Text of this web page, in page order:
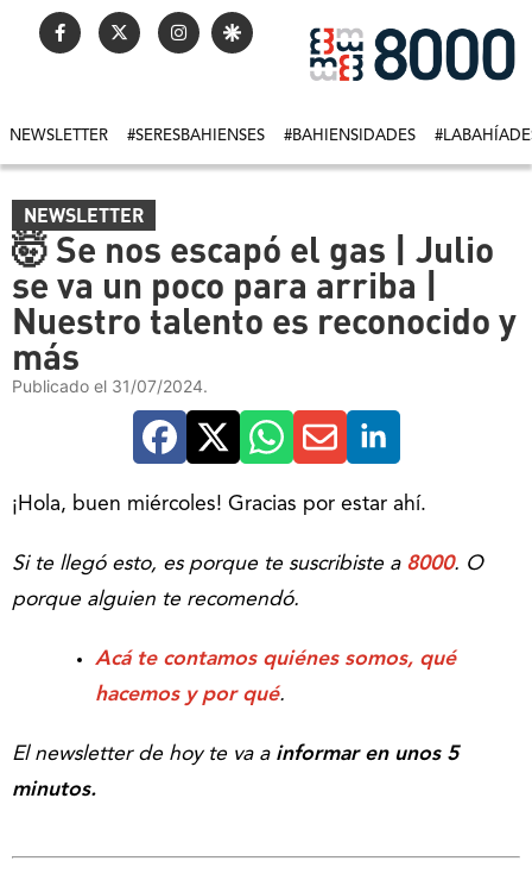
NEWSLETTER #SERESBAHIENSES #BAHIENSIDADES
NEWSLETTER
🤯 Se nos escapó el gas | Julio
se va un poco para arriba |
Nuestro talento es reconocido y
más
Publicado el 31/07/2024.
¡Hola, buen miércoles! Gracias por estar ahí.
Si te llegó esto, es porque te suscribiste a 8000. O
porque alguien te recomendó.
Acá te contamos quiénes somos, qué
hacemos y por qué.
El newsletter de hoy te va a informar en unos 5
minutos.